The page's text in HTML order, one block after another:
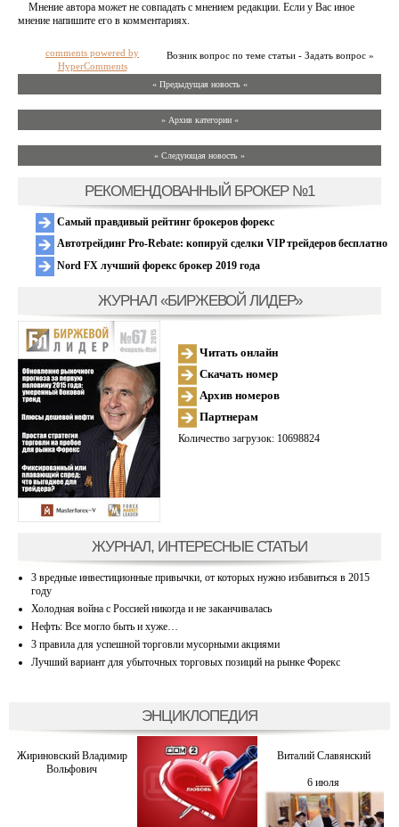
Мнение автора может не совпадать с мнением редакции. Если у Вас иное
мнение напишите его в комментариях.
Возник вопрос по теме статьи - Задать вопрос »
comments powered by
HyperComments
« Предыдущая новость «
» Архив категории «
» Следующая новость »
РЕКОМЕНДОВАННЫЙ БРОКЕР №1
Самый правдивый рейтинг брокеров форекс
Автотрейдинг Pro-Rebate: копируй сделки VIP трейдеров бесплатно
Nord FX лучший форекс брокер 2019 года
ЖУРНАЛ «БИРЖЕВОЙ ЛИДЕР»
Читать онлайн
Скачать номер
Архив номеров
Партнерам
Количество загрузок: 10698824
ЖУРНАЛ, ИНТЕРЕСНЫЕ СТАТЬИ
3 вредные инвестиционные привычки, от которых нужно избавиться в 2015
году
Холодная война с Россией никогда и не заканчивалась
Нефть: Все могло быть и хуже…
3 правила для успешной торговли мусорными акциями
Лучший вариант для убыточных торговых позиций на рынке Форекс
ЭНЦИКЛОПЕДИЯ
Жириновский Владимир
Вольфович
Виталий Славянский
6 июля